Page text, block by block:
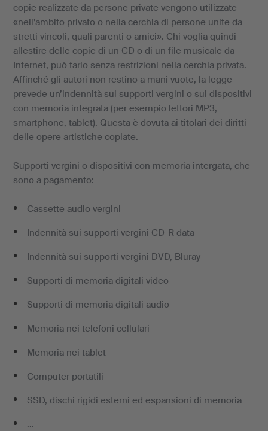
copie realizzate da persone private vengono utilizzate
«nell’ambito privato o nella cerchia di persone unite da
stretti vincoli, quali parenti o amici». Chi voglia quindi
allestire delle copie di un CD o di un file musicale da
Internet, può farlo senza restrizioni nella cerchia privata.
Affinché gli autori non restino a mani vuote, la legge
prevede un’indennità sui supporti vergini o sui dispositivi
con memoria integrata (per esempio lettori MP3,
smartphone, tablet). Questa è dovuta ai titolari dei diritti
delle opere artistiche copiate.
Supporti vergini o dispositivi con memoria intergata, che
sono a pagamento:
Cassette audio vergini
Indennità sui supporti vergini CD-R data
Indennità sui supporti vergini DVD, Bluray
Supporti di memoria digitali video
Supporti di memoria digitali audio
Memoria nei telefoni cellulari
Memoria nei tablet
Computer portatili
SSD, dischi rigidi esterni ed espansioni di memoria
...